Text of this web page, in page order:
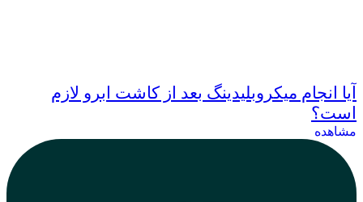
آیا انجام میکروبلیدینگ بعد از کاشت ابرو لازم
است؟
مشاهده